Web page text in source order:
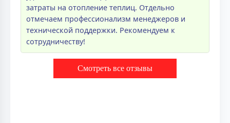
затраты на отопление теплиц. Отдельно
отмечаем профессионализм менеджеров и
технической поддержки. Рекомендуем к
сотрудничеству!
Смотреть все отзывы